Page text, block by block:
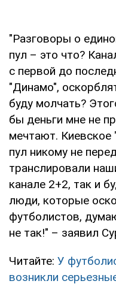
"Разговоры о
пул – это что?
с первой до
"Динамо",
буду молчать?
бы деньги мне не
мечтают.
пул никому не
транслировали
канале 2+2, так и
люди, которые
футболистов,
не так!" – заявил
Читайте: У
возникли